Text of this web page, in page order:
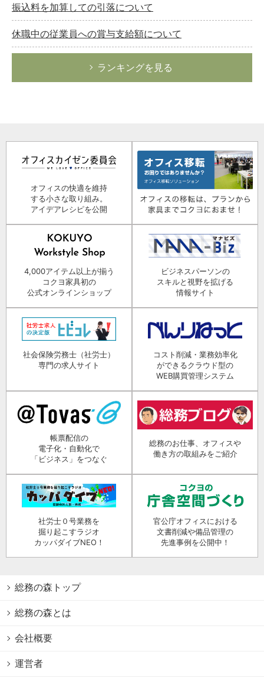
振込料を加算しての引落について
休職中の従業員への賞与支給額について
ランキングを見る
オフィスの快適を維持
する小さな取り組み。
アイデアレシピを公開
4,000アイテム以上が揃う
コクヨ家具初の
公式オンラインショップ
ビジネスパーソンの
スキルと視野を拡げる
情報サイト
社会保険労務士（社労士）
専門の求人サイト
コスト削減・業務効率化
ができるクラウド型の
WEB購買管理システム
帳票配信の
電子化・自動化で
「ビジネス」をつなぐ
総務のお仕事、オフィスや
働き方の取組みをご紹介
社労士０号業務を
掘り起こすラジオ
カッパダイブNEO！
官公庁オフィスにおける
文書削減や備品管理の
先進事例を公開中！
総務の森トップ
総務の森とは
会社概要
運営者